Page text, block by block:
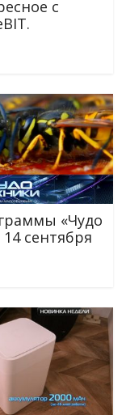
с
«Чудо
сентября